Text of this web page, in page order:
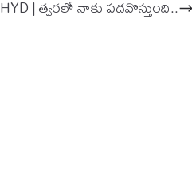
HYD | త్వ‌ర‌లో నాకు ప‌ద‌వొస్తుంది..